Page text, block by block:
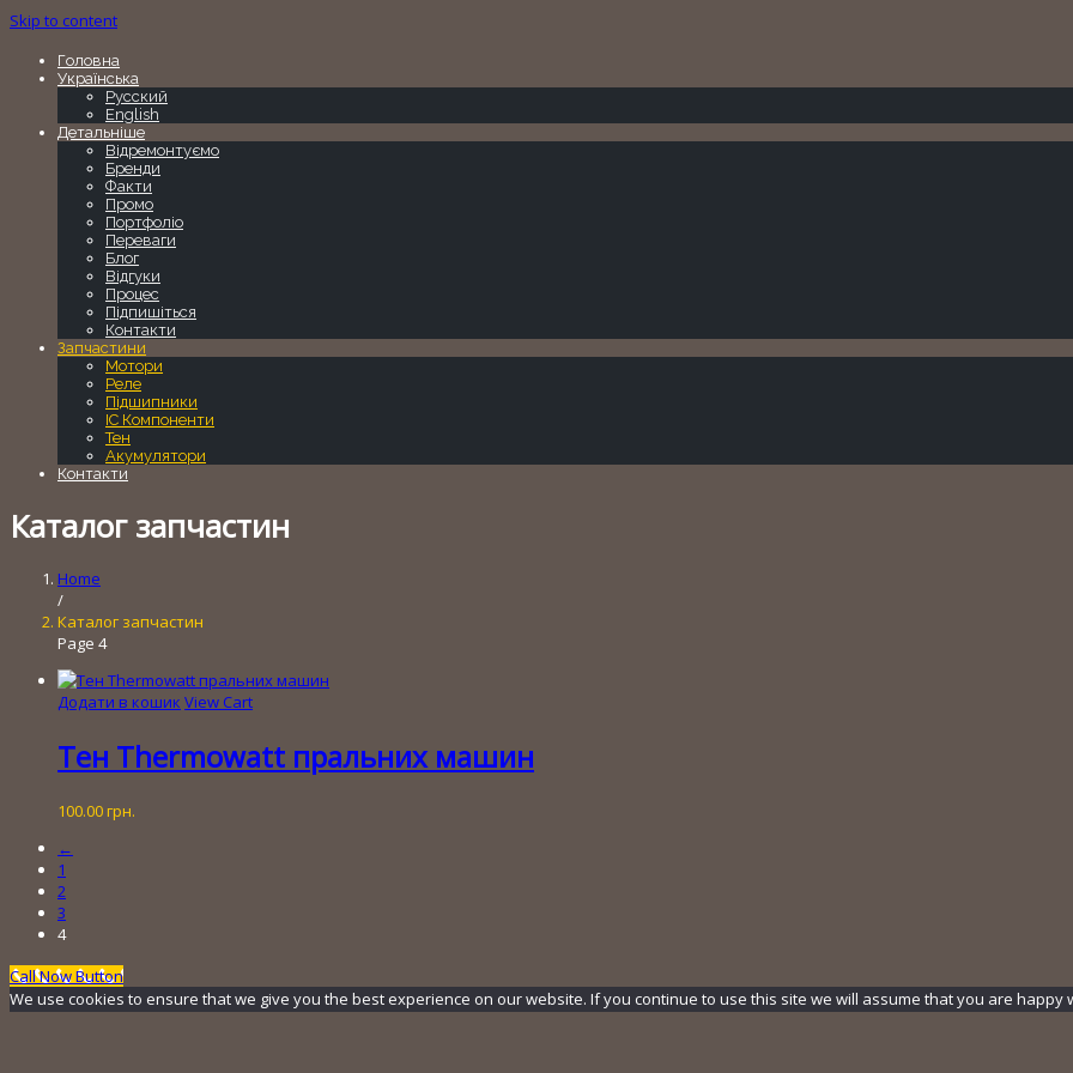
Skip to content
Головна
Українська
Русский
English
Детальніше
Відремонтуємо
Бренди
Факти
Промо
Портфоліо
Переваги
Блог
Відгуки
Процес
Підпишіться
Контакти
Запчастини
Мотори
Реле
Підшипники
IC Компоненти
Тен
Акумулятори
Контакти
Каталог запчастин
Home
/
Каталог запчастин
Page 4
Додати в кошик View Cart
Тен Thermowatt пральних машин
100.00 грн.
←
1
2
3
4
Call Now Button
We use cookies to ensure that we give you the best experience on our website. If you continue to use this site we will assume that you are happy